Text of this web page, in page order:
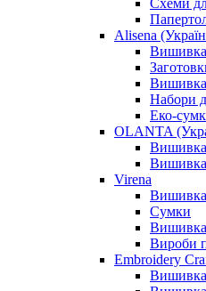
Alisena
Вишивка
Вишивка
Набори
Еко-
OLANTA
Вишивка
Virena
Вишивка
Сумки
Вишивка
Вироби
Embroidery
Вишивка